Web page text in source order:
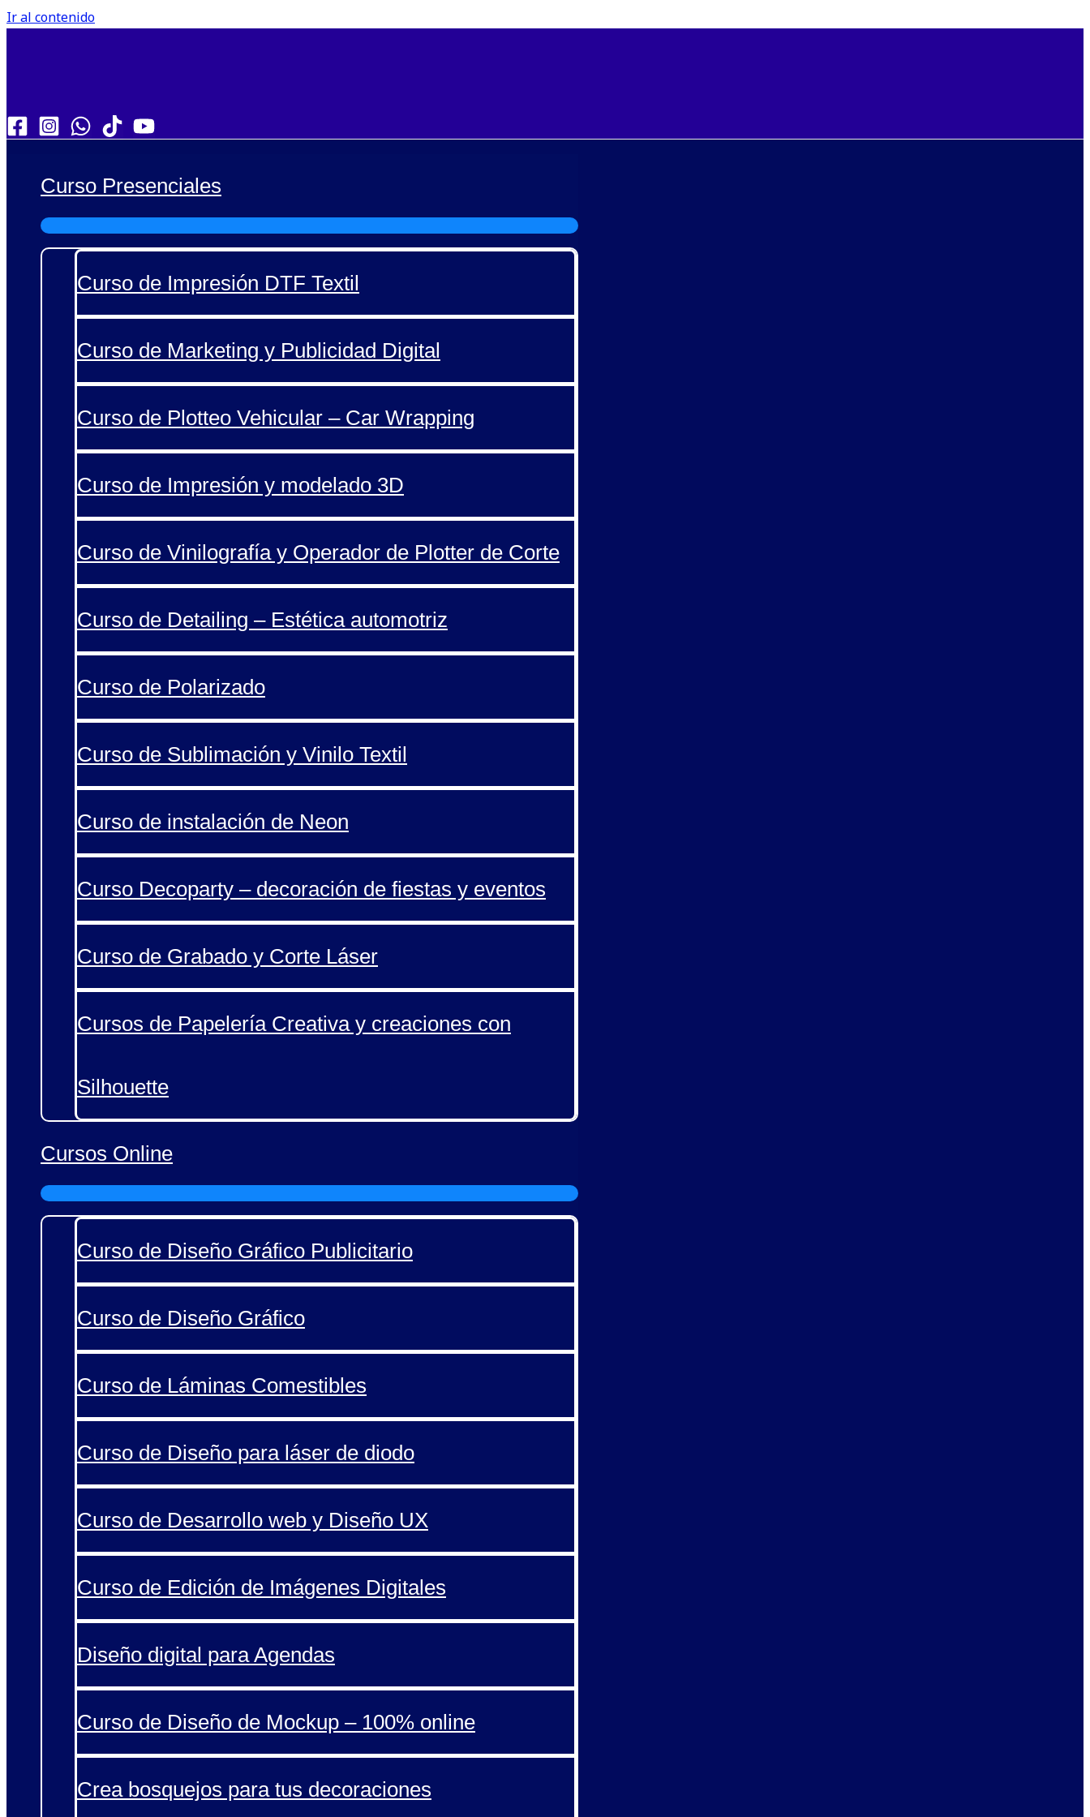
Ir al contenido
Curso Presenciales
Curso de Impresión DTF Textil
Curso de Marketing y Publicidad Digital
Curso de Plotteo Vehicular – Car Wrapping
Curso de Impresión y modelado 3D
Curso de Vinilografía y Operador de Plotter de Corte
Curso de Detailing – Estética automotriz
Curso de Polarizado
Curso de Sublimación y Vinilo Textil
Curso de instalación de Neon
Curso Decoparty – decoración de fiestas y eventos
Curso de Grabado y Corte Láser
Cursos de Papelería Creativa y creaciones con
Silhouette
Cursos Online
Curso de Diseño Gráfico Publicitario
Curso de Diseño Gráfico
Curso de Láminas Comestibles
Curso de Diseño para láser de diodo
Curso de Desarrollo web y Diseño UX
Curso de Edición de Imágenes Digitales
Diseño digital para Agendas
Curso de Diseño de Mockup – 100% online
Crea bosquejos para tus decoraciones